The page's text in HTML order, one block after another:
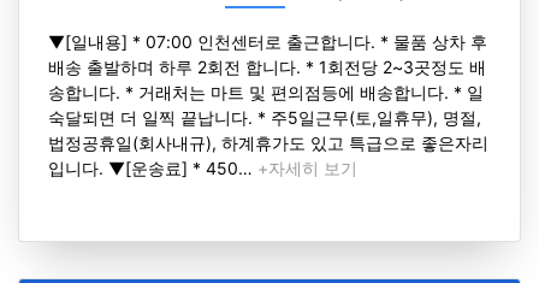
▼[일내용] * 07:00 인천센터로 출근합니다. * 물품 상차 후
배송 출발하며 하루 2회전 합니다. * 1회전당 2~3곳정도 배
송합니다. * 거래처는 마트 및 편의점등에 배송합니다. * 일
숙달되면 더 일찍 끝납니다. * 주5일근무(토,일휴무), 명절,
법정공휴일(회사내규), 하계휴가도 있고 특급으로 좋은자리
입니다. ▼[운송료] * 450… +자세히 보기